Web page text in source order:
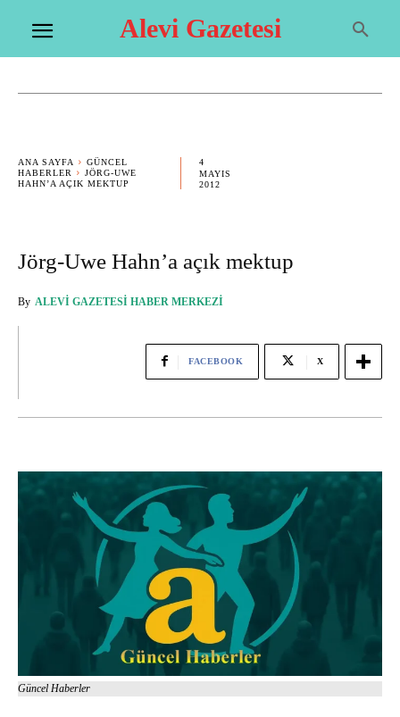
Alevi Gazetesi
ANA SAYFA
GÜNCEL
HABERLER
JÖRG-UWE
HAHN’A AÇIK MEKTUP
4
MAYIS
2012
Jörg-Uwe Hahn’a açık mektup
By ALEVI GAZETESI HABER MERKEZI
FACEBOOK X
Güncel Haberler